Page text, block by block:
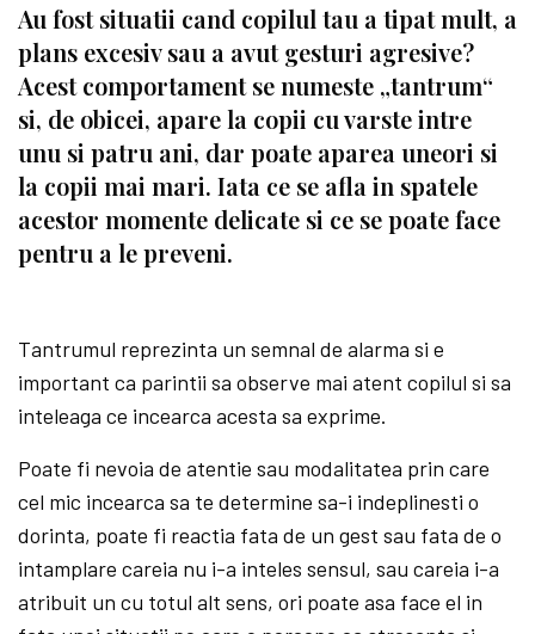
Au fost situatii cand copilul tau a tipat mult, a
plans excesiv sau a avut gesturi agresive?
Acest comportament se numeste „tantrum“
si, de obicei, apare la copii cu varste intre
unu si patru ani, dar poate aparea uneori si
la copii mai mari. Iata ce se afla in spatele
acestor momente delicate si ce se poate face
pentru a le preveni.
Tantrumul reprezinta un semnal de alarma si e
important ca parintii sa observe mai atent copilul si sa
inteleaga ce incearca acesta sa exprime.
Poate fi nevoia de atentie sau modalitatea prin care
cel mic incearca sa te determine sa-i indeplinesti o
dorinta, poate fi reactia fata de un gest sau fata de o
intamplare careia nu i-a inteles sensul, sau careia i-a
atribuit un cu totul alt sens, ori poate asa face el in